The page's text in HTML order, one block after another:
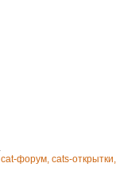
cat-форум, cats-открытки,